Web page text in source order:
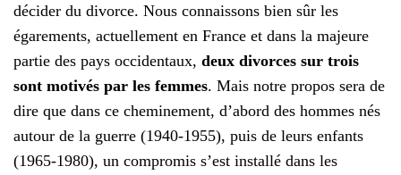
décider du divorce. Nous connaissons bien sûr les
égarements, actuellement en France et dans la majeure
partie des pays occidentaux, deux divorces sur trois
sont motivés par les femmes. Mais notre propos sera de
dire que dans ce cheminement, d’abord des hommes nés
autour de la guerre (1940-1955), puis de leurs enfants
(1965-1980), un compromis s’est installé dans les